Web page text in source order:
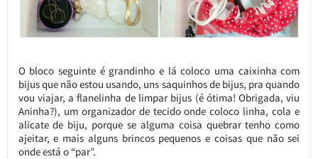
O bloco seguinte é grandinho e lá coloco uma caixinha com
bijus que não estou usando, uns saquinhos de bijus, pra quando
vou viajar, a flanelinha de limpar bijus (é ótima! Obrigada, viu
Aninha?), um organizador de tecido onde coloco linha, cola e
alicate de biju, porque se alguma coisa quebrar tenho como
ajeitar, e mais alguns brincos pequenos e coisas que não sei
onde está o “par”.